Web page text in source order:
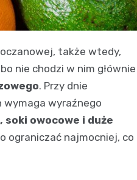
także wtedy,
nie chodzi w nim głównie
. Przy dnie
wymaga wyraźnego
soki owocowe i duże
ograniczać najmocniej, co